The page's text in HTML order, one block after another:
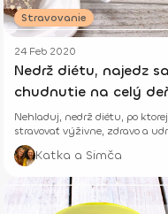
Stravovanie
24 Feb 2020
Nedrž diétu, najedz
chudnutie na celý
Nehladuj, nedrž diétu, po
stravovať výživne, zdravo a
receptami na celý deň.
Katka a Simča